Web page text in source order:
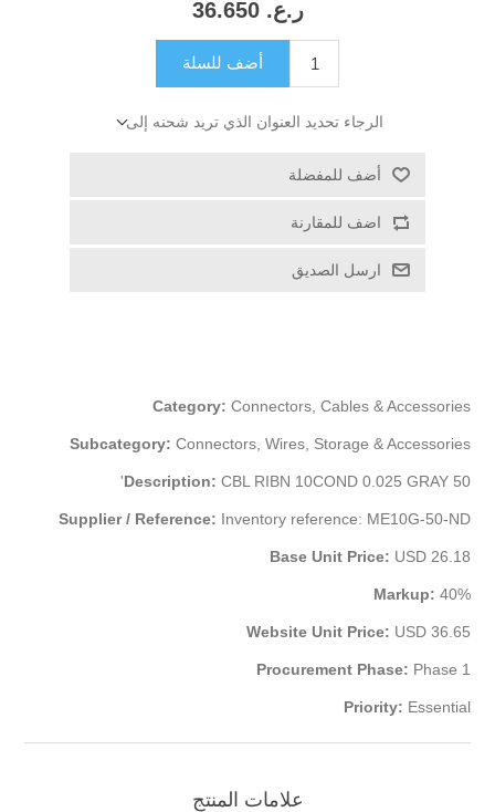
ر.ع.‏‏ 36.650
أضف للسلة
الرجاء تحديد العنوان الذي تريد شحنه إلى
أضف للمفضلة
اضف للمقارنة
ارسل الصديق
Category: Connectors, Cables & Accessories
Subcategory: Connectors, Wires, Storage & Accessories
Description: CBL RIBN 10COND 0.025 GRAY 50'
Supplier / Reference: Inventory reference: ME10G-50-ND
Base Unit Price: USD 26.18
Markup: 40%
Website Unit Price: USD 36.65
Procurement Phase: Phase 1
Priority: Essential
علامات المنتج